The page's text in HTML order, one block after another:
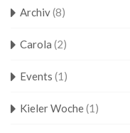
Archiv(8)
Carola (2)
Events (1)
Kieler Woche(1)